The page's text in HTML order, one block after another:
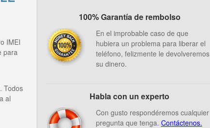
IMEI
para
Todos
al
100% Garantía de rembolso
En el improbable caso de que
hubiera un problema para liberar el
teléfono, felizmente le devolveremos
su dinero.
Habla con un experto
Con gusto respondéremos cualquier
pregunta que tenga. Contáctenos.